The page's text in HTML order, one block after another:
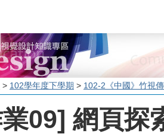
> 102學年度下學期 > 102-2《中國》竹視
09] 網頁探